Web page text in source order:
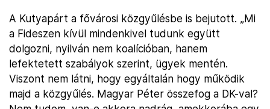
A Kutyapárt a fővárosi közgyűlésbe is bejutott. „Mi
a Fideszen kívül mindenkivel tudunk együtt
dolgozni, nyilván nem koalícióban, hanem
lefektetett szabályok szerint, ügyek mentén.
Viszont nem látni, hogy egyáltalán hogy működik
majd a közgyűlés. Magyar Péter összefog a DK-val?